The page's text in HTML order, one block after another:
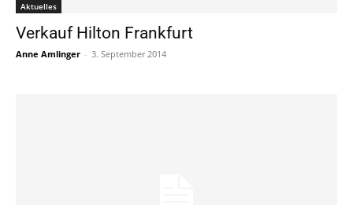
Aktuelles
Verkauf Hilton Frankfurt
Anne Amlinger - 3. September 2014